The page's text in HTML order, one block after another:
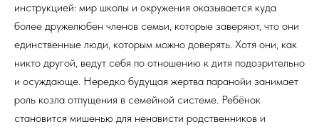
инструкцией: мир школы и окружения оказывается куда
более дружелюбен членов семьи, которые заверяют, что они
единственные люди, которым можно доверять. Хотя они, как
никто другой, ведут себя по отношению к дитя подозрительно
и осуждающе. Нередко будущая жертва паранойи занимает
роль козла отпущения в семейной системе. Ребёнок
становится мишенью для ненависти родственников и